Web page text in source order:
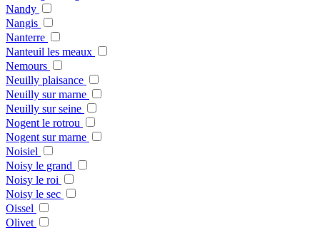
Nandy
Nangis
Nanterre
Nanteuil les meaux
Nemours
Neuilly plaisance
Neuilly sur marne
Neuilly sur seine
Nogent le rotrou
Nogent sur marne
Noisiel
Noisy le grand
Noisy le roi
Noisy le sec
Oissel
Olivet